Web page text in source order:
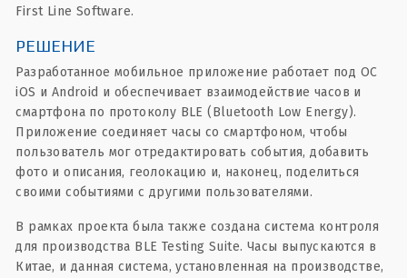
First Line Software.
РЕШЕНИЕ
Разработанное мобильное приложение работает под ОС
iOS и Android и обеспечивает взаимодействие часов и
смартфона по протоколу BLE (Bluetooth Low Energy).
Приложение соединяет часы со смартфоном, чтобы
пользователь мог отредактировать события, добавить
фото и описания, геолокацию и, наконец, поделиться
своими событиями с другими пользователями.
В рамках проекта была также создана система контроля
для производства BLE Testing Suite. Часы выпускаются в
Китае, и данная система, установленная на производстве,